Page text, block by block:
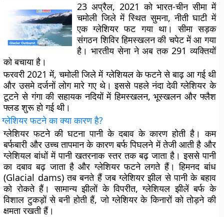
23 अप्रैल, 2021 को भारत-चीन सीमा में
चमोली जिले में स्थित सुमना, नीती घाटी में
एक ग्लेशियर फट गया था। सीमा सड़क
संगठन शिविर हिमस्खलन की चपेट में आ गया
है। भारतीय सेना ने अब तक 291 व्यक्तियों
को बचाया है।
फरवरी 2021 में, चमोली जिले में ग्लेशियल के फटने से बाढ़ आ गई थी
और उसमे दर्जनों लोग मारे गए थे। इससे पहले नंदा देवी ग्लेशियर के
टूटने से गंगा की सहायक नदियों में हिमस्खलन, भूस्खलन और फ्लैश
फ्लड शुरू हो गई थी।
ग्लेशियर फटने का क्या कारण है?
ग्लेशियर फटने की घटना पानी के दबाव के कारण होती है। कम
बर्फबारी और उच्च तापमान के कारण बर्फ पिघलने में तेजी आती है और
ग्लेशियल बांधों में पानी खतरनाक स्तर तक बढ़ जाता है। इससे पानी
का दबाव बढ़ जाता है और ग्लेशियर फटने लगते हैं। हिमनद बांध
(Glacial dams) तब बनते हैं जब ग्लेशियर झील से पानी के बहाव
को रोकते हैं। सामान्य झीलों के विपरीत, ग्लेशियल झीलें बर्फ के
विशाल टुकड़ों से बनी होती हैं, जो ग्लेशियर के किनारों को तोड़ने की
क्षमता रखती हैं।